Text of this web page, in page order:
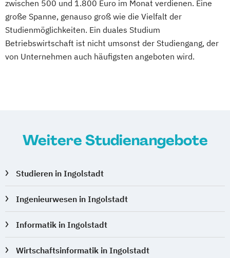
zwischen 500 und 1.800 Euro im Monat verdienen. Eine
große Spanne, genauso groß wie die Vielfalt der
Studienmöglichkeiten. Ein duales Studium
Betriebswirtschaft ist nicht umsonst der Studiengang, der
von Unternehmen auch häufigsten angeboten wird.
Weitere Studienangebote
Studieren in Ingolstadt
Ingenieurwesen in Ingolstadt
Informatik in Ingolstadt
Wirtschaftsinformatik in Ingolstadt